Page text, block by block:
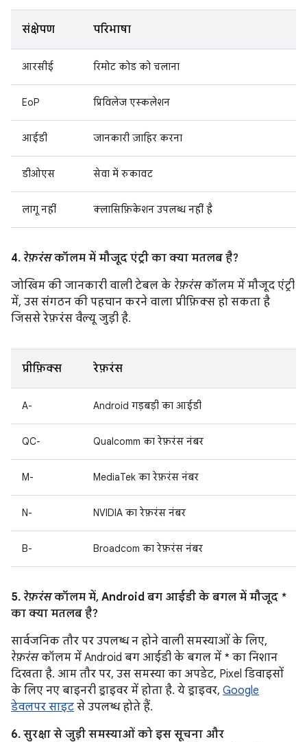
संक्षेपण परिभाषा
आरसीई रिमोट कोड को चलाना
EoP प्रिविलेज एस्कलेशन
आईडी जानकारी ज़ाहिर करना
डीओएस सेवा में रुकावट
लागू नहीं क्लासिफ़िकेशन उपलब्ध नहीं है
4. रेफ़रंसकॉलम में मौजूद एंट्री का क्या मतलब है?
जोखिम की जानकारी वाली टेबल के रेफ़रंसकॉलम में मौजूद एंट्री
में, उस संगठन की पहचान करने वाला प्रीफ़िक्स हो सकता है
जिससे रेफ़रंस वैल्यू जुड़ी है.
प्रीफ़िक्स रेफ़रंस
A- Android गड़बड़ी का आईडी
QC- Qualcomm का रेफ़रंस नंबर
M- MediaTek का रेफ़रंस नंबर
N- NVIDIA का रेफ़रंस नंबर
B- Broadcom का रेफ़रंस नंबर
5. रेफ़रंसकॉलम में, Android बग आईडी के बगल में मौजूद *
का क्या मतलब है?
सार्वजनिक तौर पर उपलब्ध न होने वाली समस्याओं के लिए,
रेफ़रंसकॉलम में Android बग आईडी के बगल में * का निशान
दिखता है. आम तौर पर, उस समस्या का अपडेट, Pixel डिवाइसों
के लिए नए बाइनरी ड्राइवर में होता है. ये ड्राइवर, Google
डेवलपर साइट से उपलब्ध होते हैं.
6. सुरक्षा से जुड़ी समस्याओं को इस सूचना और